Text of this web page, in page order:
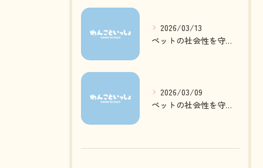
2026/03/13
ペットの社会性を守る日常ケアとは
2026/03/09
ペットの社会性を守る質の高いお預かりとは